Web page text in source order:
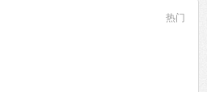
热门